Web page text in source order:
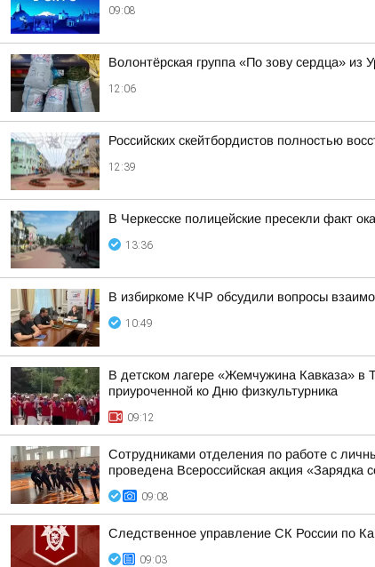
09:08
Волонтёрская группа «По зову сердца»
12:06
Российских скейтбордистов полностью
12:39
В Черкесске полицейские пресекли факт
13:36
В избиркоме КЧР обсудили вопросы
10:49
В детском лагере «Жемчужина Кавказа» в
приуроченной ко Дню физкультурника
09:12
Сотрудниками отделения по работе с
проведена Всероссийская акция «Зарядка
09:08
Следственное управление СК России по
09:03